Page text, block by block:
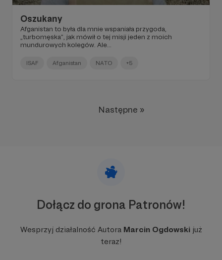
Oszukany
Afganistan to była dla mnie wspaniała przygoda,
„turbomęska”, jak mówił o tej misji jeden z moich
mundurowych kolegów. Ale...
ISAF Afganistan NATO +5
Następne »
Dołącz do grona Patronów!
Wesprzyj działalność Autora Marcin Ogdowski już
teraz!